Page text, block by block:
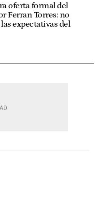
oferta formal del
Ferran Torres: no
expectativas del